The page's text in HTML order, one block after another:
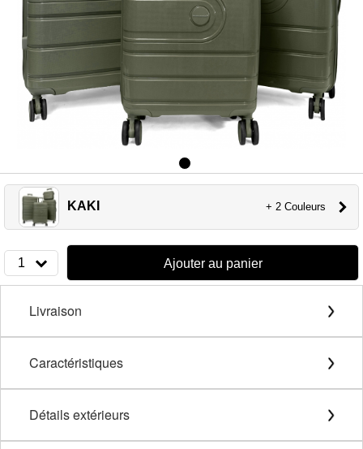
KAKI + 2 Couleurs
1 Ajouter au panier
Livraison
Caractéristiques
Détails extérieurs